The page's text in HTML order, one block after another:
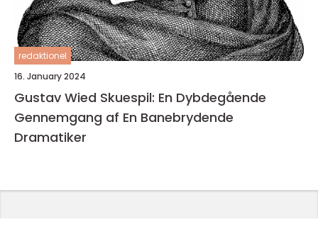
redaktionel
16. January 2024
Gustav Wied Skuespil: En Dybdegående
Gennemgang af En Banebrydende
Dramatiker